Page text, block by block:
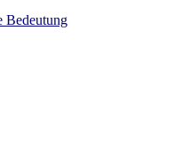
Bedeutung